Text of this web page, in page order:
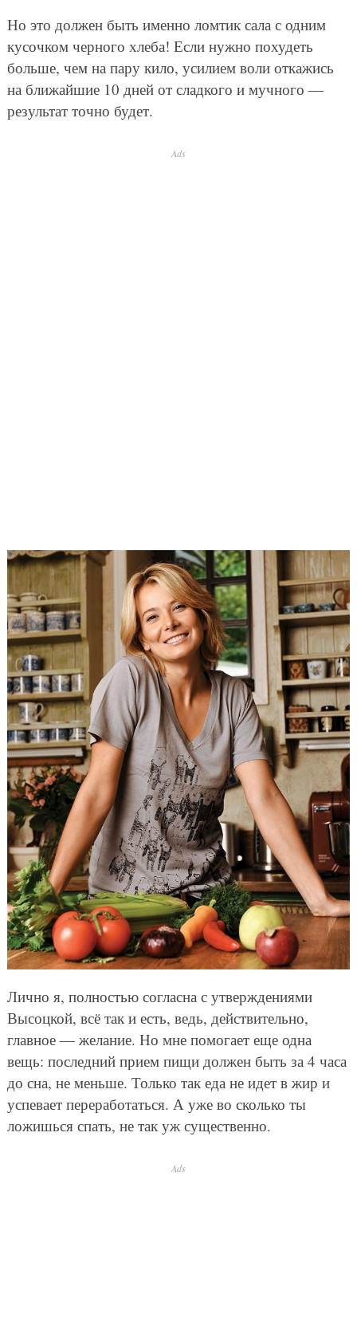
Но это должен быть именно ломтик сала с одним
кусочком черного хлеба! Если нужно похудеть
больше, чем на пару кило, усилием воли откажись
на ближайшие 10 дней от сладкого и мучного —
результат точно будет.
Ads
Лично я, полностью согласна с утверждениями
Высоцкой, всё так и есть, ведь, действительно,
главное — желание. Но мне помогает еще одна
вещь: последний прием пищи должен быть за 4 часа
до сна, не меньше. Только так еда не идет в жир и
успевает переработаться. А уже во сколько ты
ложишься спать, не так уж существенно.
Ads